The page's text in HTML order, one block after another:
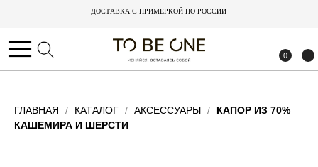
БЕСПЛАТНАЯ ДОСТАВКА ПО РОССИИ
0
БЕСПЛАТНАЯ ДОСТАВКА ПО РОССИИ
0
ГЛАВНАЯ КАТАЛОГ АКСЕССУАРЫ
КАПОР ИЗ 70%
КАШЕМИРА И ШЕРСТИ